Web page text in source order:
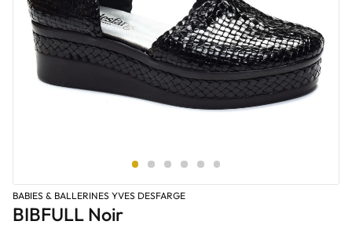
BABIES & BALLERINES YVES DESFARGE
BIBFULL Noir